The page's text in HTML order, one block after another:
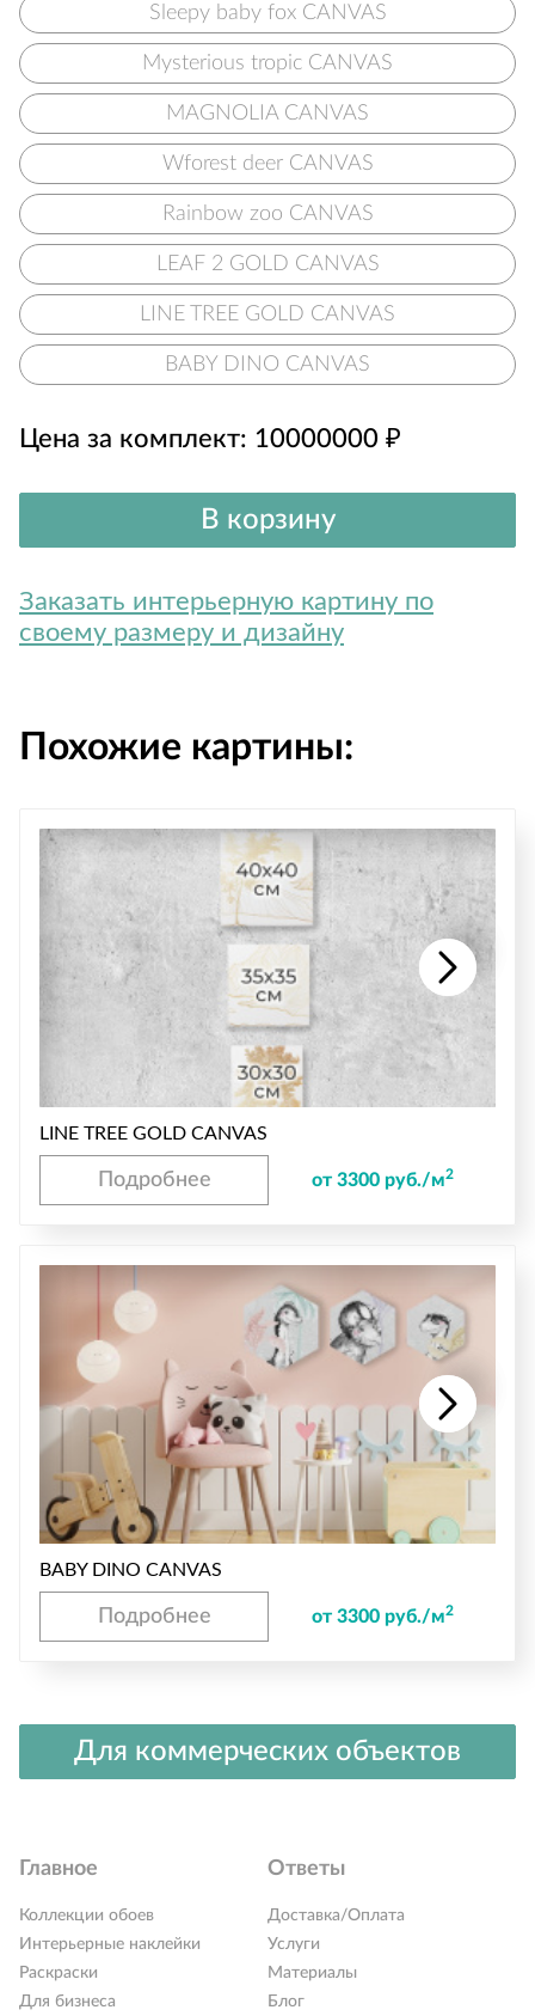
Sleepy baby fox CANVAS
Mysterious tropic CANVAS
MAGNOLIA CANVAS
Wforest deer CANVAS
Rainbow zoo CANVAS
LEAF 2 GOLD CANVAS
LINE TREE GOLD CANVAS
BABY DINO CANVAS
Цена за комплект: 10000000 ₽
В корзину
Заказать интерьерную картину по
своему размеру и дизайну
Похожие картины:
LINE TREE GOLD CANVAS
Подробнее от 3300 руб./м2
BABY DINO CANVAS
Подробнее от 3300 руб./м2
Для коммерческих объектов
Главное
Коллекции обоев
Интерьерные наклейки
Раскраски
Для бизнеса
Ответы
Доставка/Оплата
Услуги
Материалы
Блог